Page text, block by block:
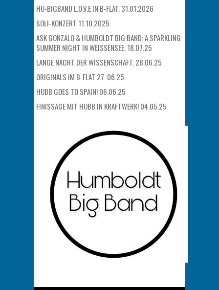
HU-BIGBAND L.O.V.E IN B-FLAT. 31.01.2026
SOLI-KONZERT 11.10.2025
ASK GONZALO & HUMBOLDT BIG BAND: A SPARKLING
SUMMER NIGHT IN WEISSENSEE, 18.07.25
LANGE NACHT DER WISSENSCHAFT. 28.06.25
ORIGINALS IM B-FLAT 27. 06.25
HUBB GOES TO SPAIN! 06.06.25
FINISSAGE MIT HUBB IN KRAFTWERK! 04.05.25